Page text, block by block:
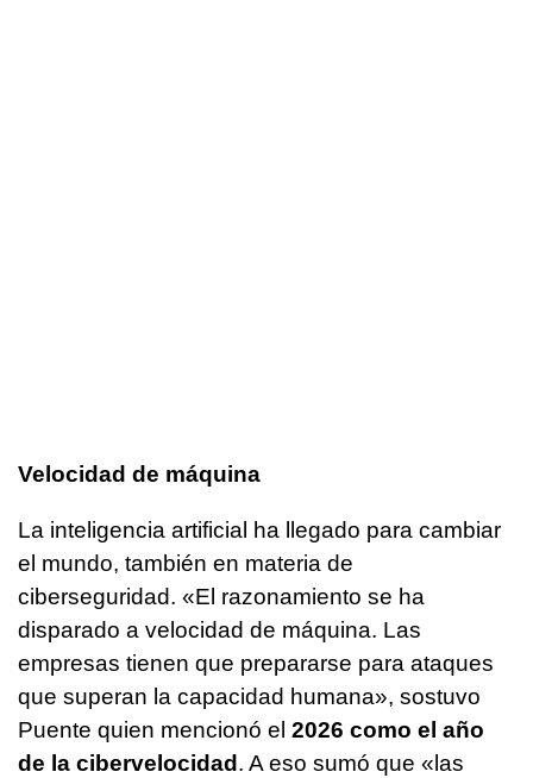
Velocidad de máquina
La inteligencia artificial ha llegado para cambiar
el mundo, también en materia de
ciberseguridad. «El razonamiento se ha
disparado a velocidad de máquina. Las
empresas tienen que prepararse para ataques
que superan la capacidad humana», sostuvo
Puente quien mencionó el 2026 como el año
de la cibervelocidad . A eso sumó que «las